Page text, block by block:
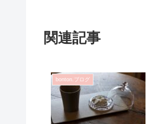
関連記事
bonton.ブログ